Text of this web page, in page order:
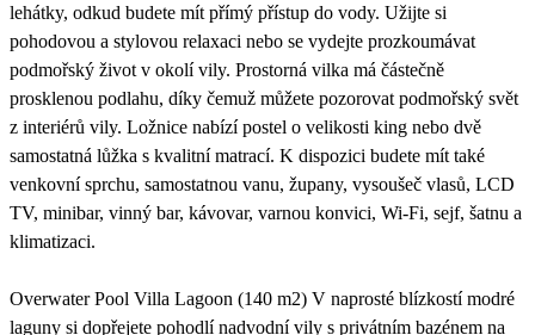
lehátky, odkud budete mít přímý přístup do vody. Užijte si
pohodovou a stylovou relaxaci nebo se vydejte prozkoumávat
podmořský život v okolí vily. Prostorná vilka má částečně
prosklenou podlahu, díky čemuž můžete pozorovat podmořský svět
z interiérů vily. Ložnice nabízí postel o velikosti king nebo dvě
samostatná lůžka s kvalitní matrací. K dispozici budete mít také
venkovní sprchu, samostatnou vanu, župany, vysoušeč vlasů, LCD
TV, minibar, vinný bar, kávovar, varnou konvici, Wi-Fi, sejf, šatnu a
klimatizaci.
Overwater Pool Villa Lagoon (140 m2) V naprosté blízkostí modré
laguny si dopřejete pohodlí nadvodní vily s privátním bazénem na